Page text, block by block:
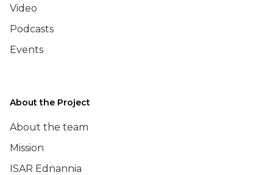
Video
Podcasts
Events
About the Project
About the team
Mission
ISAR Ednannia